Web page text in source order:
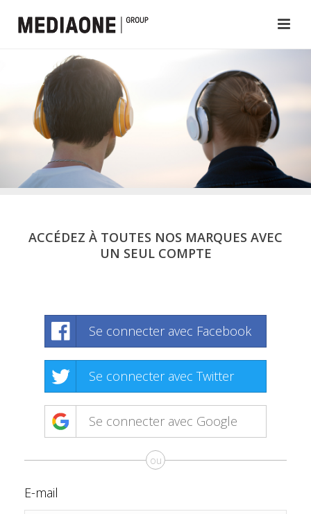
ACCÉDEZ À TOUTES NOS MARQUES AVEC
UN SEUL COMPTE
Se connecter avec Facebook
Se connecter avec Twitter
Se connecter avec Google
ou
E-mail